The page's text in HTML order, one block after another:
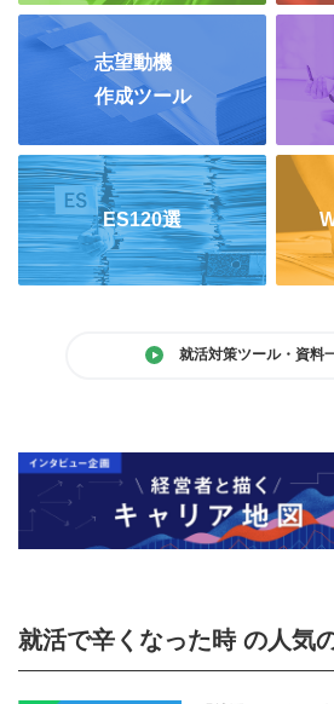
志望動機
作成ツール
ES120選
就活対策ツール・資料
就活で辛くなった時 の人気